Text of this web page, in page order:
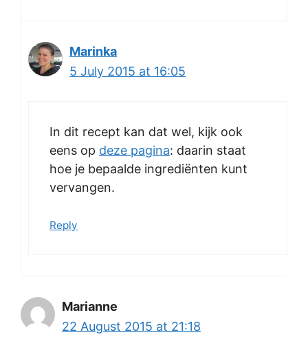
Marinka
5 July 2015 at 16:05
In dit recept kan dat wel, kijk ook
eens op deze pagina: daarin staat
hoe je bepaalde ingrediënten kunt
vervangen.
Reply
Marianne
22 August 2015 at 21:18